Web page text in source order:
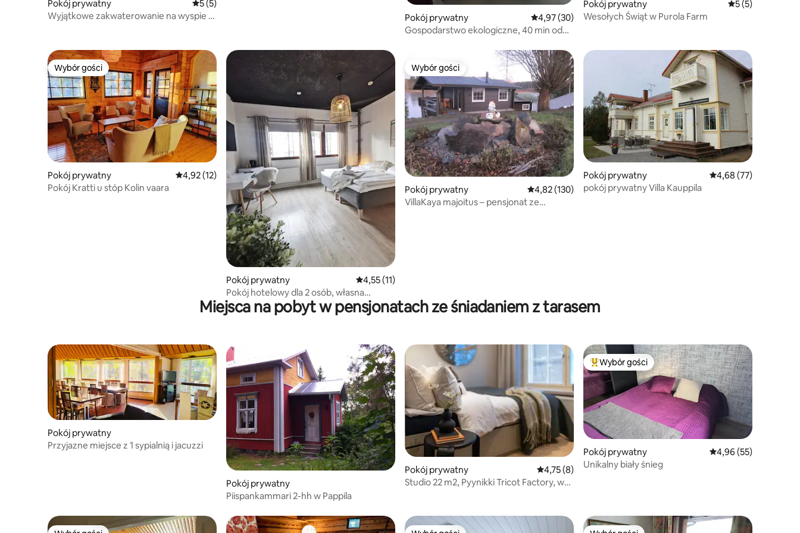
Pokój prywatny Średnia ocena: 5 na 5, liczba recenzji: 5
5 (5)
Wyjątkowe zakwaterowanie na wyspie w
Pokój prywatny Średnia ocena: 4,97 na 5, liczba recenzji: 30
4,97 (30)
Gospodarstwo ekologiczne, 40 min od
Pokój prywatny Średnia ocena: 5
5 (5)
Wesołych Świąt w Purola Farm
Wybór gości
Wybór gości
Pokój prywatny Średnia ocena: 4,92 na 5, liczba recenzji: 12
4,92 (12)
Pokój Kratti u stóp Kolin vaara
Pokój prywatny Średnia ocena: 4,55 na 5, liczba recenzji: 11
4,55 (11)
Pokój hotelowy dla 2 osób, własna
toaleta, śniadanie wliczone w cenę
Wybór gości
Wybór gości
Pokój prywatny Średnia ocena: 4,82 na 5, liczba recenzji: 130
4,82 (130)
VillaKaya majoitus – pensjonat ze
Pokój prywatny Średnia ocena: 4,68
4,68 (77)
pokój prywatny Villa Kauppila
Miejsca na pobyt w pensjonatach ze śniadaniem z tarasem
Pokój prywatny
Przyjazne miejsce z 1 sypialnią i jacuzzi
Pokój prywatny
Piispankammari 2-hh w Pappila
Pokój prywatny Średnia ocena: 4,75 na 5, liczba recenzji: 8
4,75 (8)
Studio 22 m2, Pyynikki Tricot Factory, w
Najpopularniejsze z kategorii Wybór gości
Wybór gości
Pokój prywatny Średnia ocena: 4,96
4,96 (55)
Unikalny biały śnieg